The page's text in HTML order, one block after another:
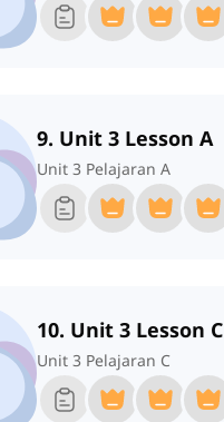
9. Unit 3 Lesson A
Unit 3 Pelajaran A
10. Unit 3 Lesson C
Unit 3 Pelajaran C